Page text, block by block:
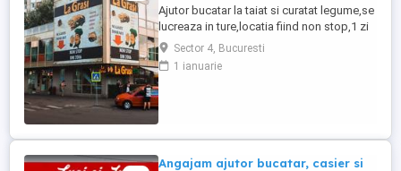
Ajutor bucatar la taiat si curatat legume,se
lucreaza in ture,locatia fiind non stop,1 zi
da 1 zi nu,locatia se afla in sectorul 4,se
acorda 1 masa calda zilnic,cartieru
Berceni,cu experienta salariul 4300 lei net
Sector 4, Bucuresti
1 ianuarie
Angajam ajutor bucatar, casier si